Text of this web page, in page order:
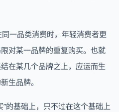
一品类消费时，年轻消费者更
对某一品牌的重复购买。也就
在某几个品牌之上，应运而生
生品牌。
的基础上，只不过在这个基础上